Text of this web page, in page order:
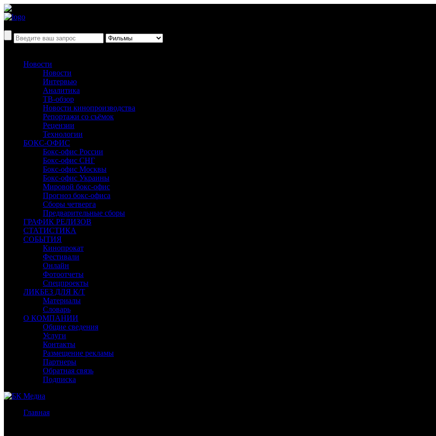
Новости
Новости
Интервью
Аналитика
ТВ-обзор
Новости кинопроизводства
Репортажи со съёмок
Рецензии
Технологии
БОКС-ОФИС
Бокс-офис России
Бокс-офис СНГ
Бокс-офис Москвы
Бокс-офис Украины
Мировой бокс-офис
Прогноз бокс-офиса
Сборы четверга
Предварительные сборы
ГРАФИК РЕЛИЗОВ
СТАТИСТИКА
СОБЫТИЯ
Кинопрокат
Фестивали
Онлайн
Фотоотчеты
Спецпроекты
ЛИКБЕЗ ДЛЯ К/Т
Материалы
Словарь
О КОМПАНИИ
Общие сведения
Услуги
Контакты
Размещение рекламы
Партнеры
Обратная связь
Подписка
Главная